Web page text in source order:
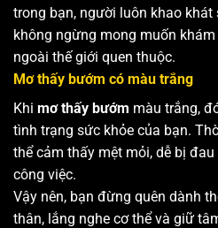
trong bạn, người luôn khao khát
không ngừng mong muốn
ngoài thế giới quen thuộc.
Mơ thấy bướm có màu trắng
Khi mơ thấy bướm màu trắng,
tình trạng sức khỏe của bạn.
thể cảm thấy mệt mỏi, dễ bị
công việc.
Vậy nên, bạn đừng quên dành
thân, lắng nghe cơ thể và giữ